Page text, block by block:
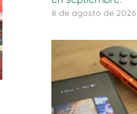
8 de agosto de 2026